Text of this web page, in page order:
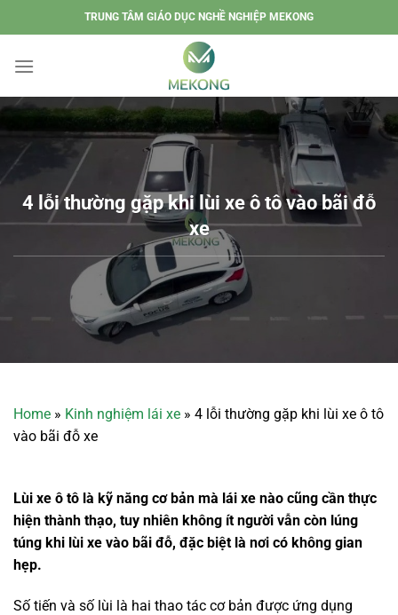
đến
dung
TRUNG TÂM GIÁO DỤC NGHỀ NGHIỆP MEKONG
4 lỗi thường gặp khi lùi xe ô tô vào bãi đỗ
xe
Home » Kinh nghiệm lái xe » 4 lỗi thường gặp khi lùi xe ô tô
vào bãi đỗ xe
Lùi xe ô tô là kỹ năng cơ bản mà lái xe nào cũng cần thực
hiện thành thạo, tuy nhiên không ít người vẫn còn lúng
túng khi lùi xe vào bãi đỗ, đặc biệt là nơi có không gian
hẹp.
Số tiến và số lùi là hai thao tác cơ bản được ứng dụng